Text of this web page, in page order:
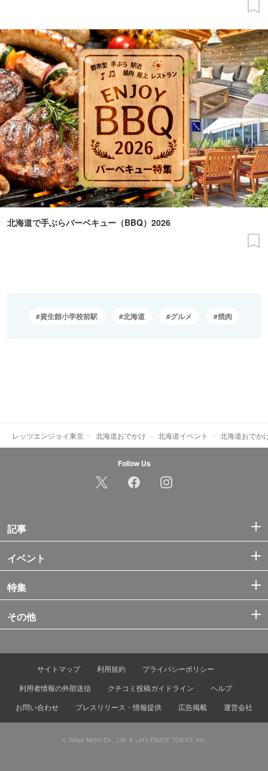
北海道で手ぶらバーベキュー（BBQ）2026
資生館小学校前駅 北海道 グルメ 焼肉
レッツエンジョイ東京 北海道おでかけ 北海道イベント 北海道おでか
Follow Us
記事
イベント
特集
その他
サイトマップ 利用規約
プライバシーポリシー
利用者情報の外部送信
クチコミ投稿ガイドライン
ヘルプ
お問い合わせ
プレスリリース・情報提供 広告掲載 運営会社
© Tokyo Metro Co., Ltd. & Let’s ENJOY TOKYO, Inc.